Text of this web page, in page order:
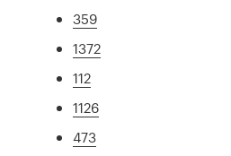
359
1372
112
1126
473